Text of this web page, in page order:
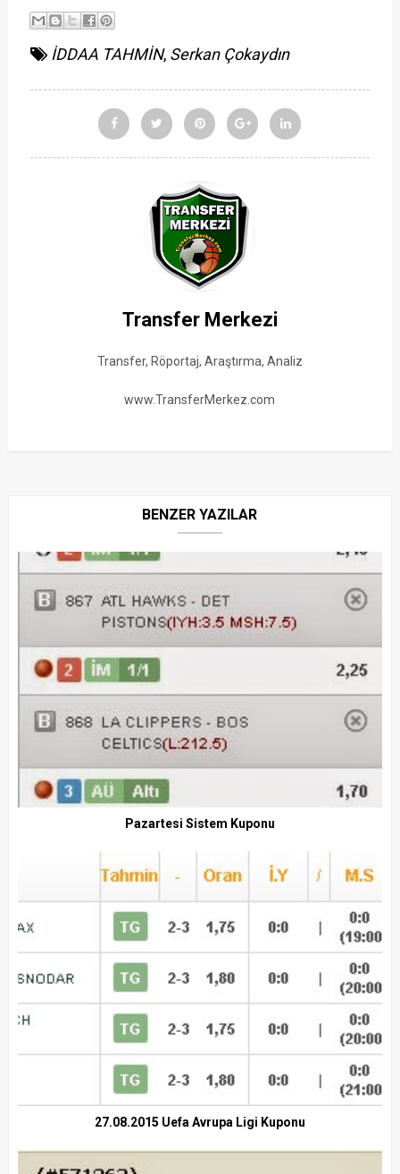
İDDAA TAHMİN, Serkan Çokaydın
Transfer Merkezi
Transfer, Röportaj, Araştırma, Analiz
www.TransferMerkez.com
BENZER YAZILAR
Pazartesi Sistem Kuponu
27.08.2015 Uefa Avrupa Ligi Kuponu